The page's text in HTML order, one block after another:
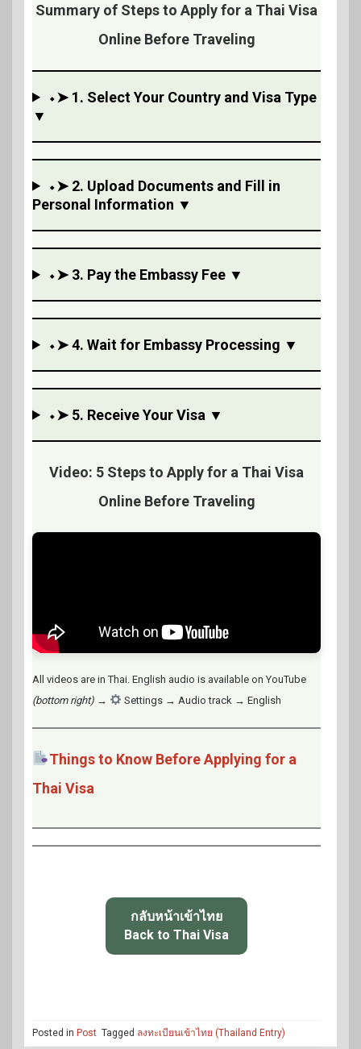
Summary of Steps to Apply for a Thai Visa
Online Before Traveling
⬩➤ 1. Select Your Country and Visa Type
▼
⬩➤ 2. Upload Documents and Fill in
Personal Information ▼
⬩➤ 3. Pay the Embassy Fee ▼
⬩➤ 4. Wait for Embassy Processing ▼
⬩➤ 5. Receive Your Visa ▼
Video: 5 Steps to Apply for a Thai Visa
Online Before Traveling
All videos are in Thai. English audio is available on YouTube
(bottom right) → Settings → Audio track → English
Things to Know Before Applying for a
Thai Visa
กลับหน้าเข้าไทย
Back to Thai Visa
Posted in Post Tagged ลงทะเบียนเข้าไทย (Thailand Entry)